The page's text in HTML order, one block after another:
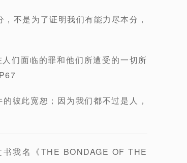
不是为了证明我们有能力尽本分，
们面临的罪和他们所遭受的一切所
彼此宽恕；因为我们都不过是人，
我名《THE BONDAGE OF THE